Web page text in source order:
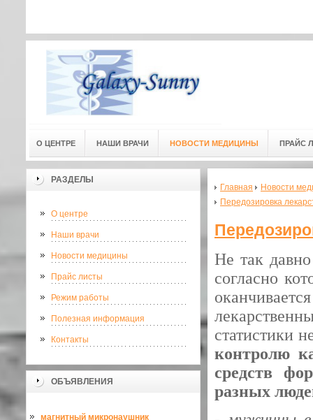
О ЦЕНТРЕ НАШИ ВРАЧИ НОВОСТИ МЕДИЦИНЫ ПРАЙС
РАЗДЕЛЫ
О центре
Наши врачи
Новости медицины
Прайс листы
Режим работы
Полезная информация
Контакты
ОБЪЯВЛЕНИЯ
магнитный микронаушник
Главная
Новости
Передозировка
Не так
согласно
статистики
контролю
средств
разных